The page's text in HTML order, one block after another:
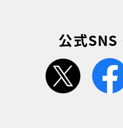
公式SNS
twitter